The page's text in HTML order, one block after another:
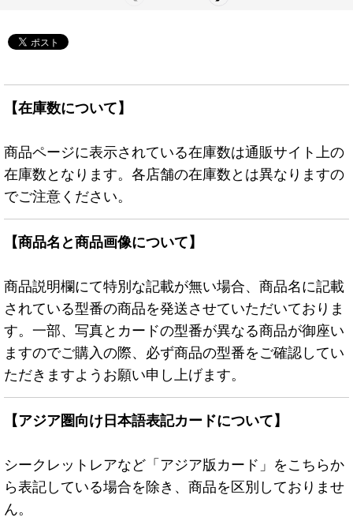
【在庫数について】
商品ページに表示されている在庫数は通販サイト上の
在庫数となります。各店舗の在庫数とは異なりますの
でご注意ください。
【商品名と商品画像について】
商品説明欄にて特別な記載が無い場合、商品名に記載
されている型番の商品を発送させていただいておりま
す。一部、写真とカードの型番が異なる商品が御座い
ますのでご購入の際、必ず商品の型番をご確認してい
ただきますようお願い申し上げます。
【アジア圏向け日本語表記カードについて】
シークレットレアなど「アジア版カード」をこちらか
ら表記している場合を除き、商品を区別しておりませ
ん。